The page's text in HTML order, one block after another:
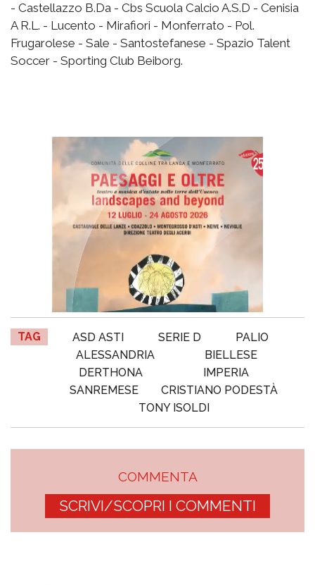
- Castellazzo B.Da - Cbs Scuola Calcio A.S.D - Cenisia
A R.L. - Lucento - Mirafiori - Monferrato - Pol.
Frugarolese - Sale - Santostefanese - Spazio Talent
Soccer - Sporting Club Beiborg.
TAG ASD ASTI SERIE D
PALIO
ALESSANDRIA
BIELLESE
DERTHONA
IMPERIA
SANREMESE
CRISTIANO PODESTÀ
TONY ISOLDI
COMMENTA
SCRIVI/SCOPRI I COMMENTI